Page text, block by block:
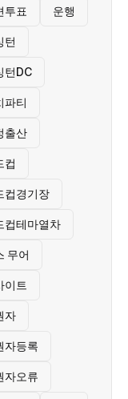
투표 운행
턴
턴DC
파티
출산
컵
컵경기장
컵테마열차
무어
이트
자
자등록
자오류